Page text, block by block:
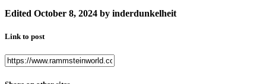
Edited October 8, 2024 by inderdunkelheit
Link to post